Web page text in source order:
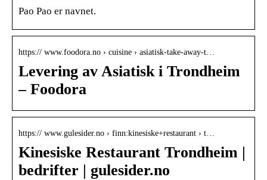
Pao Pao er navnet.
https:// www.foodora.no › cuisine › asiatisk-take-away-t…
Levering av Asiatisk i Trondheim
– Foodora
https:// www.gulesider.no › finn:kinesiske+restaurant › t…
Kinesiske Restaurant Trondheim |
bedrifter | gulesider.no